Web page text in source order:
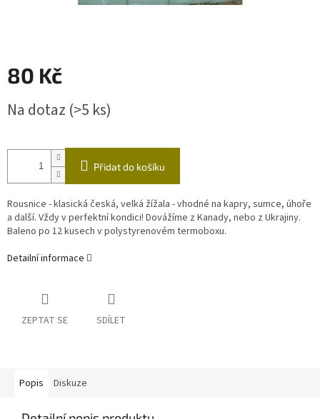
80 Kč
cena:
Na dotaz (>5 ks)
Přidat do košíku
Rousnice - klasická česká, velká žížala - vhodné na kapry, sumce, úhoře
a další. Vždy v perfektní kondici! Dovážíme z Kanady, nebo z Ukrajiny.
Baleno po 12 kusech v polystyrenovém termoboxu.
Detailní informace
ZEPTAT SE SDÍLET
Popis Diskuze